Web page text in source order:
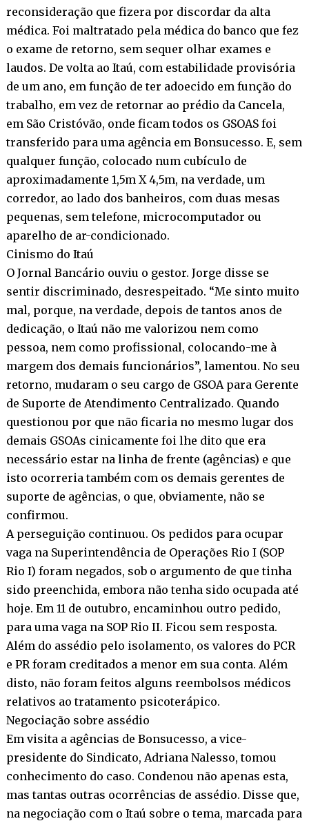
reconsideração que fizera por discordar da alta
médica. Foi maltratado pela médica do banco que fez
o exame de retorno, sem sequer olhar exames e
laudos. De volta ao Itaú, com estabilidade provisória
de um ano, em função de ter adoecido em função do
trabalho, em vez de retornar ao prédio da Cancela,
em São Cristóvão, onde ficam todos os GSOAS foi
transferido para uma agência em Bonsucesso. E, sem
qualquer função, colocado num cubículo de
aproximadamente 1,5m X 4,5m, na verdade, um
corredor, ao lado dos banheiros, com duas mesas
pequenas, sem telefone, microcomputador ou
aparelho de ar-condicionado.
Cinismo do Itaú
O Jornal Bancário ouviu o gestor. Jorge disse se
sentir discriminado, desrespeitado. “Me sinto muito
mal, porque, na verdade, depois de tantos anos de
dedicação, o Itaú não me valorizou nem como
pessoa, nem como profissional, colocando-me à
margem dos demais funcionários”, lamentou. No seu
retorno, mudaram o seu cargo de GSOA para Gerente
de Suporte de Atendimento Centralizado. Quando
questionou por que não ficaria no mesmo lugar dos
demais GSOAs cinicamente foi lhe dito que era
necessário estar na linha de frente (agências) e que
isto ocorreria também com os demais gerentes de
suporte de agências, o que, obviamente, não se
confirmou.
A perseguição continuou. Os pedidos para ocupar
vaga na Superintendência de Operações Rio I (SOP
Rio I) foram negados, sob o argumento de que tinha
sido preenchida, embora não tenha sido ocupada até
hoje. Em 11 de outubro, encaminhou outro pedido,
para uma vaga na SOP Rio II. Ficou sem resposta.
Além do assédio pelo isolamento, os valores do PCR
e PR foram creditados a menor em sua conta. Além
disto, não foram feitos alguns reembolsos médicos
relativos ao tratamento psicoterápico.
Negociação sobre assédio
Em visita a agências de Bonsucesso, a vice-
presidente do Sindicato, Adriana Nalesso, tomou
conhecimento do caso. Condenou não apenas esta,
mas tantas outras ocorrências de assédio. Disse que,
na negociação com o Itaú sobre o tema, marcada para